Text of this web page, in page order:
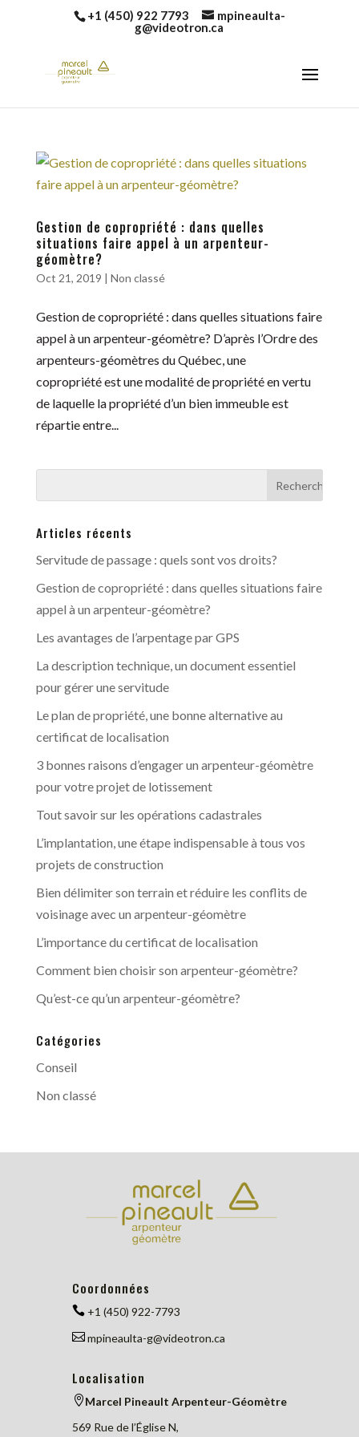
+1 (450) 922 7793
mpineaulta-
g@videotron.ca
Gestion de copropriété : dans quelles
situations faire appel à un arpenteur-
géomètre?
Oct 21, 2019 | Non classé
Gestion de copropriété : dans quelles situations faire
appel à un arpenteur-géomètre? D’après l’Ordre des
arpenteurs-géomètres du Québec, une
copropriété est une modalité de propriété en vertu
de laquelle la propriété d’un bien immeuble est
répartie entre...
Articles récents
Servitude de passage : quels sont vos droits?
Gestion de copropriété : dans quelles situations faire
appel à un arpenteur-géomètre?
Les avantages de l’arpentage par GPS
La description technique, un document essentiel
pour gérer une servitude
Le plan de propriété, une bonne alternative au
certificat de localisation
3 bonnes raisons d’engager un arpenteur-géomètre
pour votre projet de lotissement
Tout savoir sur les opérations cadastrales
L’implantation, une étape indispensable à tous vos
projets de construction
Bien délimiter son terrain et réduire les conflits de
voisinage avec un arpenteur-géomètre
L’importance du certificat de localisation
Comment bien choisir son arpenteur-géomètre?
Qu’est-ce qu’un arpenteur-géomètre?
Catégories
Conseil
Non classé
Coordonnées
+1 (450) 922-7793
mpineaulta-g@videotron.ca
Localisation
Marcel Pineault Arpenteur-Géomètre
569 Rue de l’Église N,